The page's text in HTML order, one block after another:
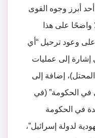
أحد أبرز وجوه القوى
واضحًا على هذا
على وعود ترحيل “أي
إلى عمليات
إضافة إلى
في الحكومة” (في
في الحكومة
لدولة إسرائيل”،